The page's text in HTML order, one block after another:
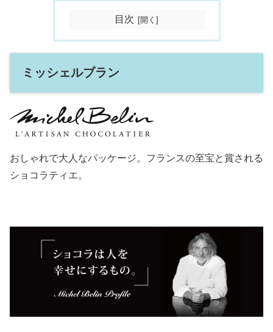
目次
ミッシェルブラン
おしゃれで大人なパッケージ。フランスの至宝と賞される
ショコラティエ。